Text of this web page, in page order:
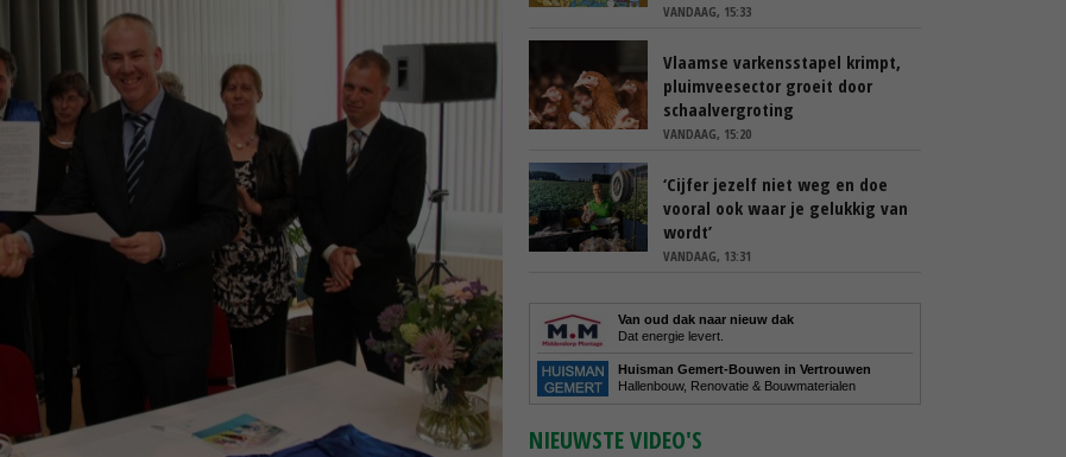
VANDAAG, 15:33
Vlaamse varkensstapel krimpt,
pluimveesector groeit door
schaalvergroting
VANDAAG, 15:20
‘Cijfer jezelf niet weg en doe
vooral ook waar je gelukkig van
wordt’
VANDAAG, 13:31
Van oud dak naar nieuw dak
Dat energie levert.
Huisman Gemert-Bouwen in Vertrouwen
Hallenbouw, Renovatie & Bouwmaterialen
NIEUWSTE VIDEO'S